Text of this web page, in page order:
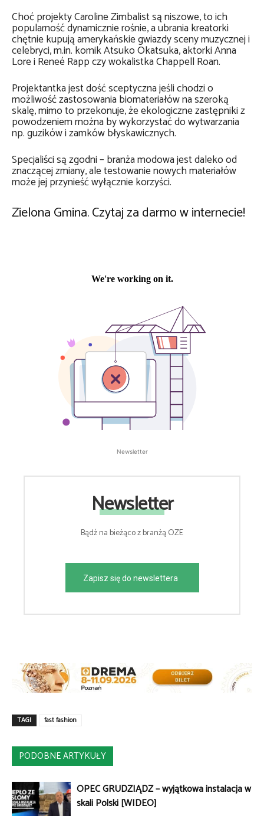
Choć projekty Caroline Zimbalist są niszowe, to ich
popularność dynamicznie rośnie, a ubrania kreatorki
chętnie kupują amerykańskie gwiazdy sceny muzycznej i
celebryci, m.in. komik Atsuko Okatsuka, aktorki Anna
Lore i Reneé Rapp czy wokalistka Chappell Roan.
Projektantka jest dość sceptyczna jeśli chodzi o
możliwość zastosowania biomateriałów na szeroką
skalę, mimo to przekonuje, że ekologiczne zastępniki z
powodzeniem można by wykorzystać do wytwarzania
np. guzików i zamków błyskawicznych.
Specjaliści są zgodni – branża modowa jest daleko od
znaczącej zmiany, ale testowanie nowych materiałów
może jej przynieść wyłącznie korzyści.
Zielona Gmina. Czytaj za darmo w internecie!
Newsletter
Newsletter
Bądź na bieżąco z branżą OZE
Zapisz się do newslettera
TAGI fast fashion
PODOBNE ARTYKUŁY
OPEC GRUDZIĄDZ – wyjątkowa instalacja w
skali Polski [WIDEO]